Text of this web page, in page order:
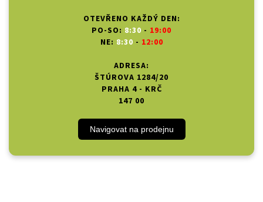
OTEVŘENO KAŽDÝ DEN:
PO-SO: 8:30 - 19:00
NE: 8:30 - 12:00
ADRESA:
ŠTÚROVA 1284/20
PRAHA 4 - KRČ
147 00
Navigovat na prodejnu